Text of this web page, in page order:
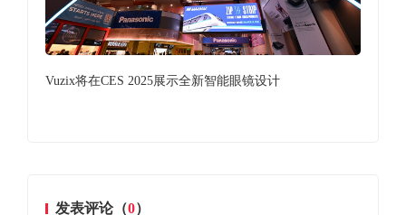
Vuzix将在CES 2025展示全新智能眼镜设计
发表评论（0）